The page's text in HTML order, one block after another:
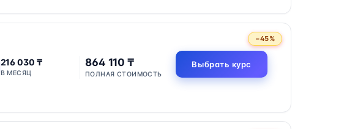
−45%
216 030 ₸
В МЕСЯЦ
864 110 ₸
ПОЛНАЯ СТОИМОСТЬ
Выбрать курс